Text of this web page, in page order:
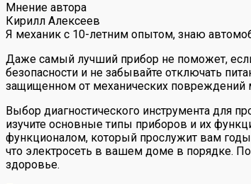
Мнение автора
Кирилл Алексеев
Я механик с 10-летним опытом, знаю
Даже самый лучший прибор не поможет,
безопасности и не забывайте отключать
защищенном от механических повреждений
Выбор диагностического инструмента для
изучите основные типы приборов и их
функционалом, который прослужит вам годы
что электросеть в вашем доме в порядке.
здоровье.